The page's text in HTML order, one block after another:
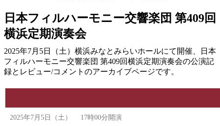
日本フィルハーモニー交響楽団 第409回
横浜定期演奏会
2025年7月5日（土）横浜みなとみらいホールにて開催、日本
フィルハーモニー交響楽団 第409回横浜定期演奏会の公演記
録とレビュー/コメントのアーカイブページです。
2025年7月5日（土） 17時00分開演